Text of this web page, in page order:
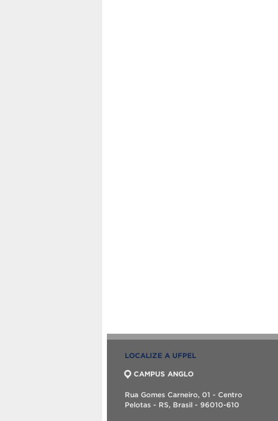
LOCALIZE A UFPEL
CAMPUS ANGLO
Rua Gomes Carneiro, 01 - Centro
Pelotas - RS, Brasil - 96010-610